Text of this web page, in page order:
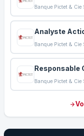
Banque Pictet & Cie
Analyste
Banque Pictet & Cie
Responsable
Banque Pictet & Cie